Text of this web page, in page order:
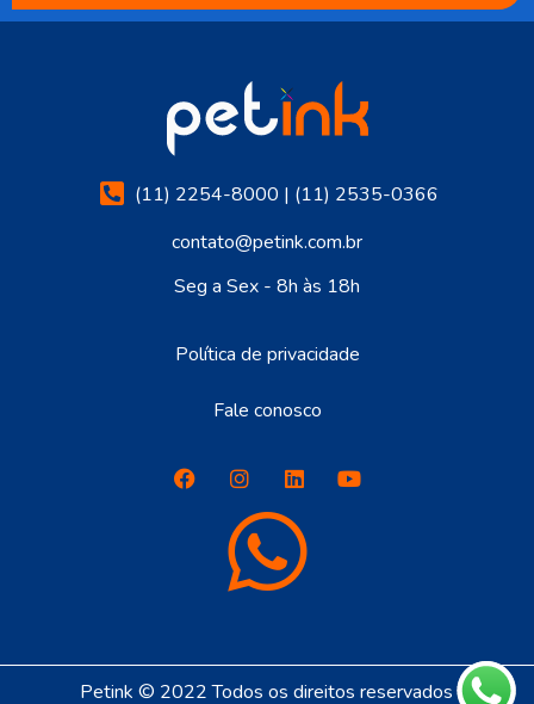
(11) 2254-8000 | (11) 2535-0366
contato@petink.com.br
Seg a Sex - 8h às 18h
Política de privacidade
Fale conosco
Petink © 2022 Todos os direitos reservados